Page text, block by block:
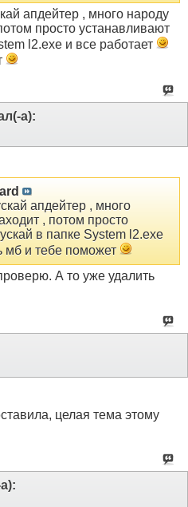
апдейтер , много народу
просто устанавливают
l2.exe и все работает
а):
апдейтер , много
, потом просто
в папке System l2.exe
мб и тебе поможет
А то уже удалить
целая тема этому